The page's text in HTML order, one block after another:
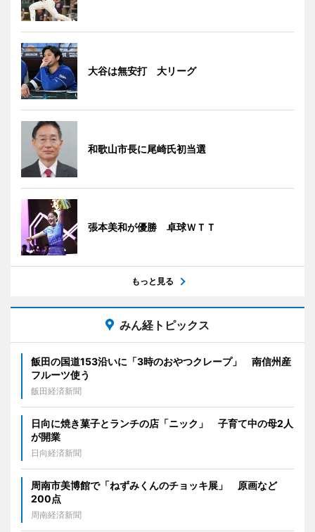
大谷は無安打 大リーグ
和歌山市長に尾崎氏初当選
張本美和が優勝 卓球ＷＴＴ
もっと見る
みん経トピックス
飯田の国道153沿いに「3時のおやつクレープ」 南信州産
フルーツ使う
飯田経済新聞
日向に焼き菓子とランチの店「ニック」 子育て中の母2人
が開業
日向経済新聞
周南市美博館で「ねずみくんのチョッキ展」 原画など
200点
周南経済新聞